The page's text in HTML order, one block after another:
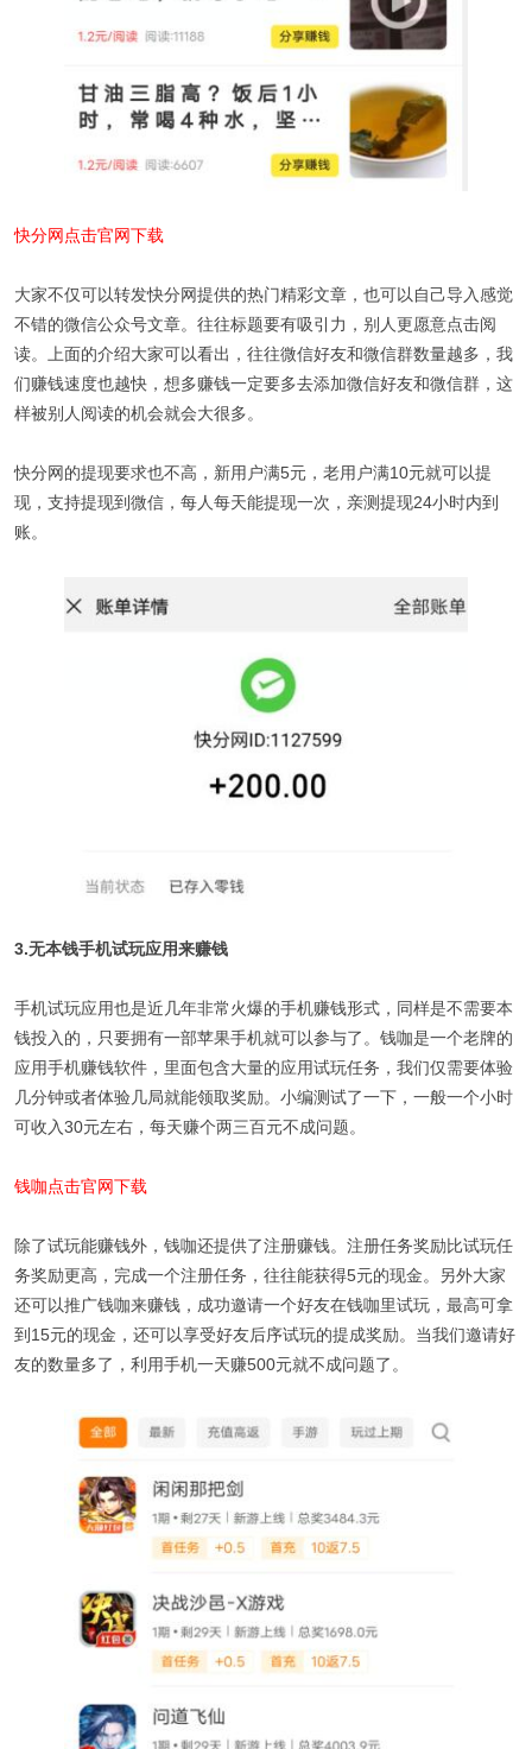
快分网点击官网下载
大家不仅可以转发快分网提供的热门精彩文章，也可以自己导入感觉
不错的微信公众号文章。往往标题要有吸引力，别人更愿意点击阅
读。上面的介绍大家可以看出，往往微信好友和微信群数量越多，我
们赚钱速度也越快，想多赚钱一定要多去添加微信好友和微信群，这
样被别人阅读的机会就会大很多。
快分网的提现要求也不高，新用户满5元，老用户满10元就可以提
现，支持提现到微信，每人每天能提现一次，亲测提现24小时内到
账。
3.无本钱手机试玩应用来赚钱
手机试玩应用也是近几年非常火爆的手机赚钱形式，同样是不需要本
钱投入的，只要拥有一部苹果手机就可以参与了。钱咖是一个老牌的
应用手机赚钱软件，里面包含大量的应用试玩任务，我们仅需要体验
几分钟或者体验几局就能领取奖励。小编测试了一下，一般一个小时
可收入30元左右，每天赚个两三百元不成问题。
钱咖点击官网下载
除了试玩能赚钱外，钱咖还提供了注册赚钱。注册任务奖励比试玩任
务奖励更高，完成一个注册任务，往往能获得5元的现金。另外大家
还可以推广钱咖来赚钱，成功邀请一个好友在钱咖里试玩，最高可拿
到15元的现金，还可以享受好友后序试玩的提成奖励。当我们邀请好
友的数量多了，利用手机一天赚500元就不成问题了。